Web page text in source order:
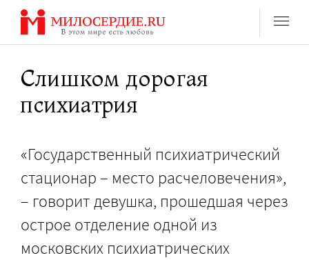
Перейти
содержанию
Слишком дорогая
психиатрия
«Государственный психиатрический
стационар – место расчеловечения»,
– говорит девушка, прошедшая через
острое отделение одной из
московских психиатрических